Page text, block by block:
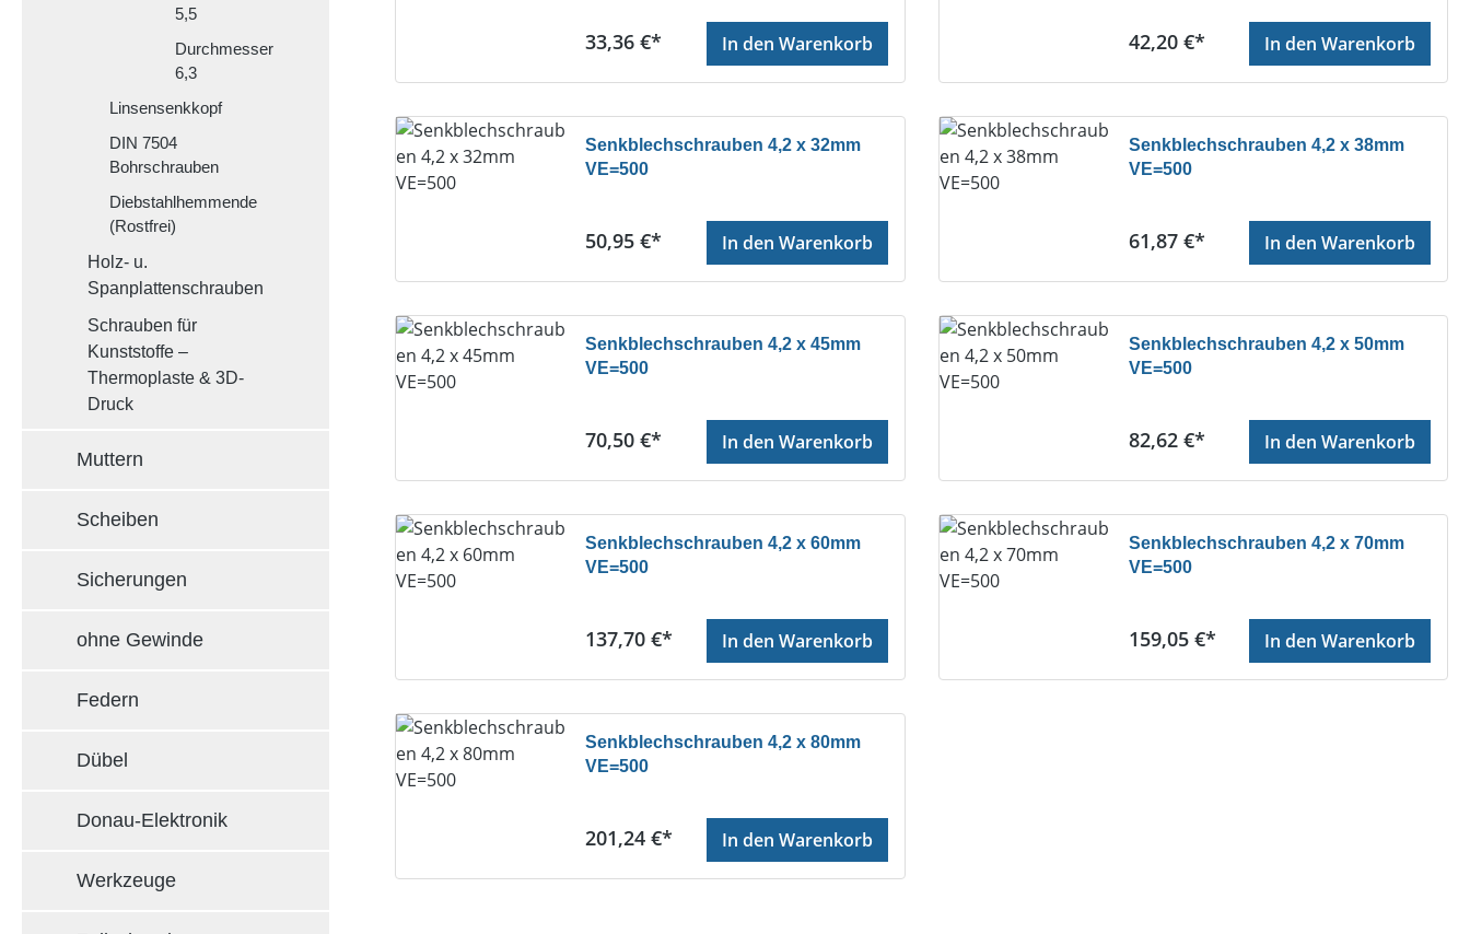
5,5
Durchmesser
6,3
Linsensenkkopf
DIN 7504
Bohrschrauben
Diebstahlhemmende
(Rostfrei)
Holz- u.
Spanplattenschrauben
Schrauben für
Kunststoffe –
Thermoplaste & 3D-
Druck
Muttern
Scheiben
Sicherungen
ohne Gewinde
Federn
Dübel
Donau-Elektronik
Werkzeuge
Regulärer Preis:
33,36 €* In den Warenkorb Regulärer Preis:
42,20 €* In den Warenkorb
Senkblechschrauben 4,2 x 32mm
VE=500
Regulärer Preis:
50,95 €* In den Warenkorb
Senkblechschrauben 4,2 x 38mm
VE=500
Regulärer Preis:
61,87 €* In den Warenkorb
Senkblechschrauben 4,2 x 45mm
VE=500
Regulärer Preis:
70,50 €* In den Warenkorb
Senkblechschrauben 4,2 x 50mm
VE=500
Regulärer Preis:
82,62 €* In den Warenkorb
Senkblechschrauben 4,2 x 60mm
VE=500
Regulärer Preis:
137,70 €* In den Warenkorb
Senkblechschrauben 4,2 x 70mm
VE=500
Regulärer Preis:
159,05 €* In den Warenkorb
Senkblechschrauben 4,2 x 80mm
VE=500
Regulärer Preis:
201,24 €* In den Warenkorb